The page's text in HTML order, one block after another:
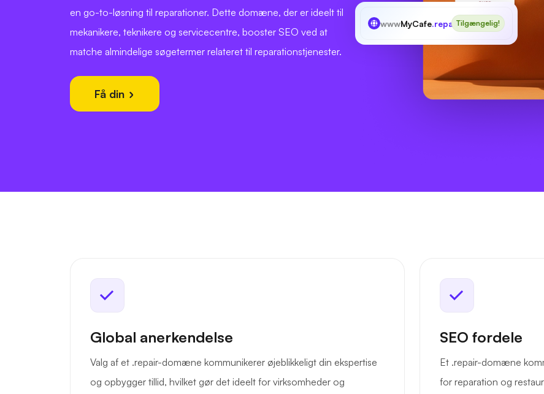
en go-to-løsning til reparationer. Dette domæne, der er ideelt til
mekanikere, teknikere og servicecentre, booster SEO ved at
matche almindelige søgetermer relateret til reparationstjenester.
Få din
wwwMyCafe.repairTilgængelig!
Global anerkendelse
Valg af et .repair-domæne kommunikerer øjeblikkeligt din ekspertise
og opbygger tillid, hvilket gør det ideelt for virksomheder og
SEO fordele
Et .repair-domæne
for reparation og